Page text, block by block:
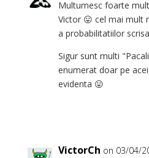
Multumesc foarte
Victor 😛 cel mai mult
a probabilitatiilor
Sigur sunt multi
enumerat doar pe
evidenta 😛
VictorCh on 03/04/